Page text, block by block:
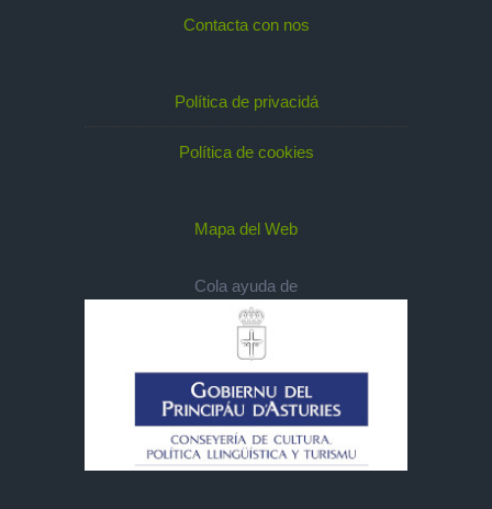
Contacta con nos
Política de privacidá
Política de cookies
Mapa del Web
Cola ayuda de